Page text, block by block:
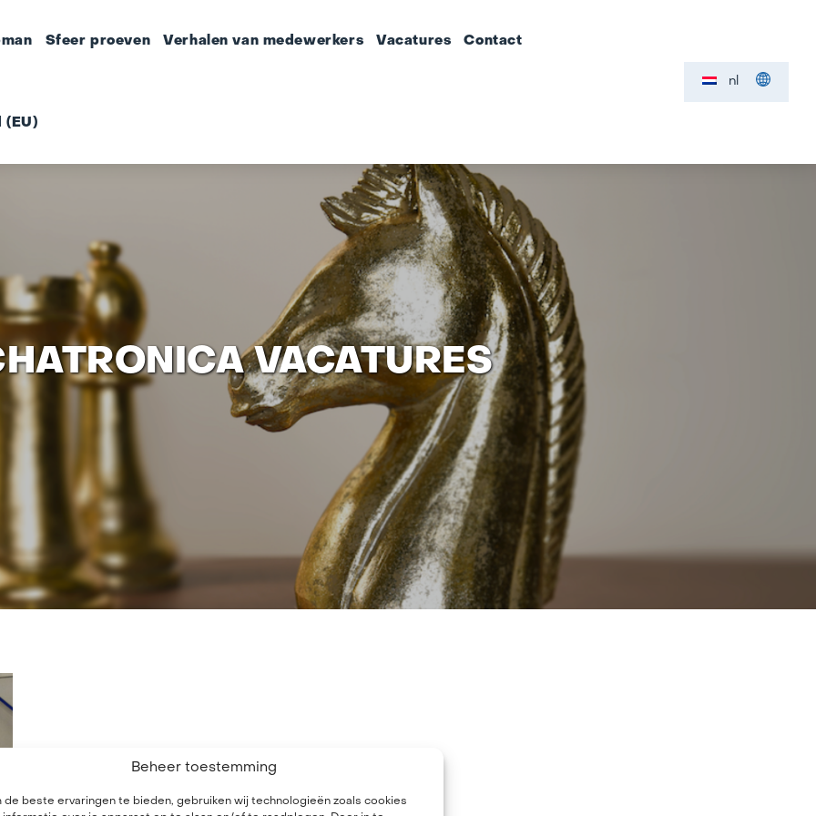
Beheer toestemming
de beste ervaringen te bieden, gebruiken wij technologieën zoals cookies
Sfeer proeven Verhalen van medewerkers Vacatures Contact
(EU)
nl
VACATURES